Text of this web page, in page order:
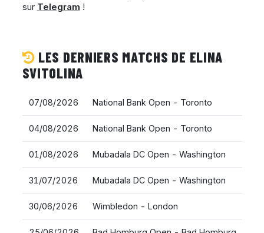
sur Telegram !
LES DERNIERS MATCHS DE ELINA
SVITOLINA
07/08/2026 National Bank Open - Toronto
04/08/2026 National Bank Open - Toronto
01/08/2026 Mubadala DC Open - Washington
31/07/2026 Mubadala DC Open - Washington
30/06/2026 Wimbledon - London